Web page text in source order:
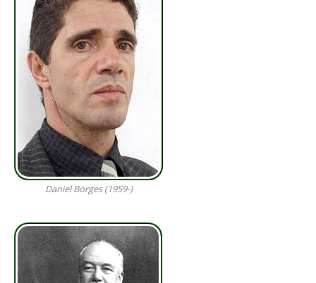
Daniel Borges (1959-)